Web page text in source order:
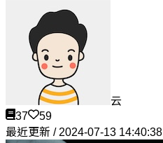
云
37
59
最近更新 / 2024-07-13 14:40:38